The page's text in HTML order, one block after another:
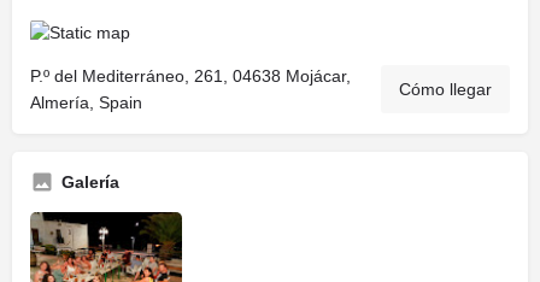
P.º del Mediterráneo, 261, 04638 Mojácar,
Almería, Spain
Cómo llegar
Galería